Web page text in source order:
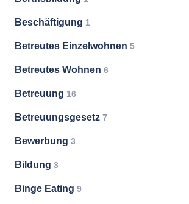
Beschäftigung 1
Betreutes Einzelwohnen 5
Betreutes Wohnen 6
Betreuung 16
Betreuungsgesetz 7
Bewerbung 3
Bildung 3
Binge Eating 9